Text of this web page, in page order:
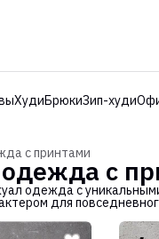
ХудиБрюкиЗип-худи
с принтами
с
одежда с
для